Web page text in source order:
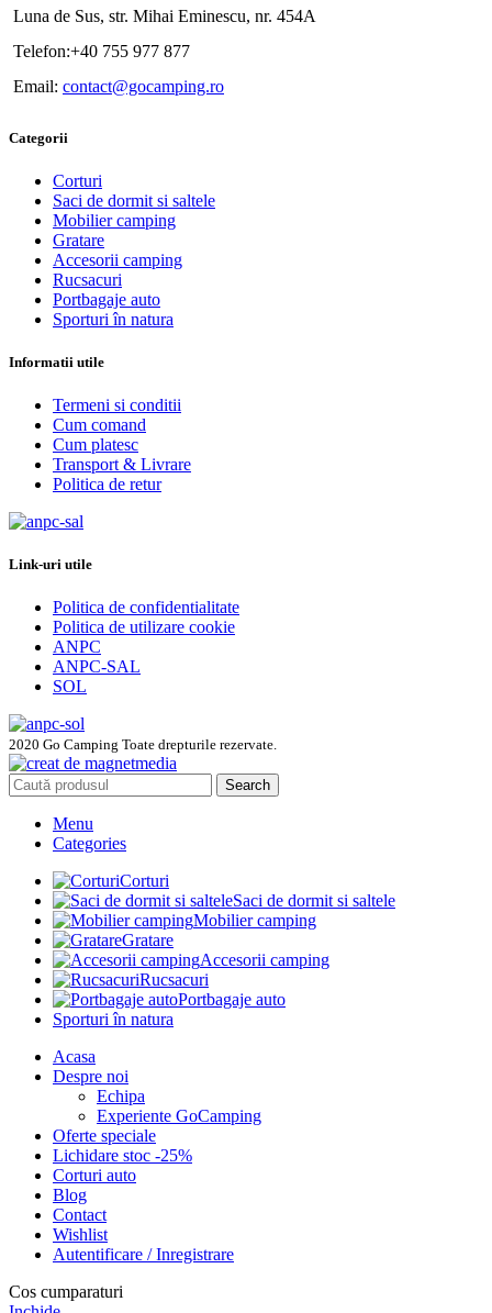
Luna de Sus, str. Mihai Eminescu, nr. 454A
Telefon:+40 755 977 877
Email: contact@gocamping.ro
Categorii
Corturi
Saci de dormit si saltele
Mobilier camping
Gratare
Accesorii camping
Rucsacuri
Portbagaje auto
Sporturi în natura
Informatii utile
Termeni si conditii
Cum comand
Cum platesc
Transport & Livrare
Politica de retur
Link-uri utile
Politica de confidentialitate
Politica de utilizare cookie
ANPC
ANPC-SAL
SOL
2020 Go Camping Toate drepturile rezervate.
Search
Menu
Categories
Corturi
Saci de dormit si saltele
Mobilier camping
Gratare
Accesorii camping
Rucsacuri
Portbagaje auto
Sporturi în natura
Acasa
Despre noi
Echipa
Experiente GoCamping
Oferte speciale
Lichidare stoc -25%
Corturi auto
Blog
Contact
Wishlist
Autentificare / Inregistrare
Cos cumparaturi